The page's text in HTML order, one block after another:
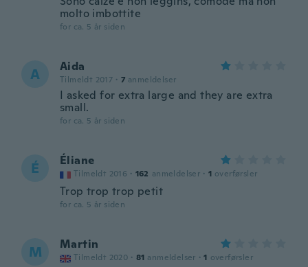
molto imbottite
for ca. 5 år siden
A Aida
Tilmeldt 2017 · 7 anmeldelser
I asked for extra large and they are extra
small.
for ca. 5 år siden
É Éliane
Tilmeldt 2016 · 162 anmeldelser · 1 overførsler
Trop trop trop petit
for ca. 5 år siden
M Martin
Tilmeldt 2020 · 81 anmeldelser · 1 overførsler